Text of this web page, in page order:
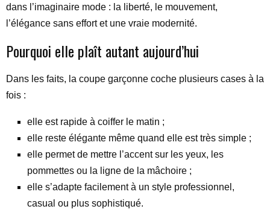
dans l’imaginaire mode : la liberté, le mouvement,
l’élégance sans effort et une vraie modernité.
Pourquoi elle plaît autant aujourd’hui
Dans les faits, la coupe garçonne coche plusieurs cases à la
fois :
elle est rapide à coiffer le matin ;
elle reste élégante même quand elle est très simple ;
elle permet de mettre l’accent sur les yeux, les
pommettes ou la ligne de la mâchoire ;
elle s’adapte facilement à un style professionnel,
casual ou plus sophistiqué.